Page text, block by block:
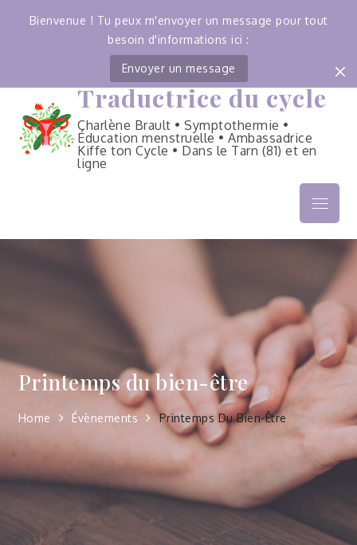
Bienvenue ! Tu peux m'envoyer un message pour tout
besoin d'informations ici :
Envoyer un message
content
Traductrice du cycle
Charlène Brault • Symptothermie •
Éducation menstruelle • Ambassadrice
Kiffe ton Cycle • Dans le Tarn (81) et en
ligne
Menu
Printemps du bien-être
Home Évènements Printemps Du Bien-Être